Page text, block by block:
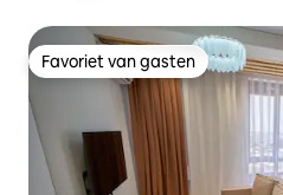
Favoriet van gasten
Favoriet van gasten